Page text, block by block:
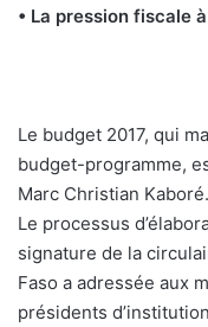
• La pression fiscale
Le budget 2017, qui
budget-programme,
Marc Christian Kaboré.
Le processus
signature de la
Faso a adressée aux
présidents